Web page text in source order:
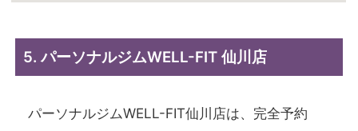
5. パーソナルジムWELL-FIT 仙川店
パーソナルジムWELL-FIT仙川店は、完全予約